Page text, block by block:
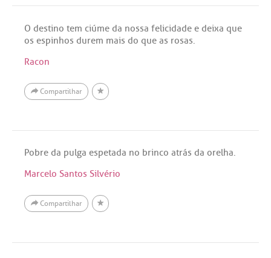
O destino tem ciúme da nossa felicidade e deixa que
os espinhos durem mais do que as rosas.
Racon
Compartilhar
Pobre da pulga espetada no brinco atrás da orelha.
Marcelo Santos Silvério
Compartilhar